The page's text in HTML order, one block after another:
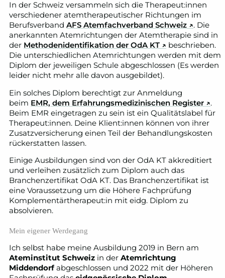
In der Schweiz versammeln sich die Therapeut:innen
verschiedener atemtherapeutischer Richtungen im
Berufsverband AFS Atemfachverband Schweiz ↗. Die
anerkannten Atemrichtungen der Atemtherapie sind in
der Methodenidentifikation der OdA KT ↗ beschrieben.
Die unterschiedlichen Atemrichtungen werden mit dem
Diplom der jeweiligen Schule abgeschlossen (Es werden
leider nicht mehr alle davon ausgebildet).
Ein solches Diplom berechtigt zur Anmeldung
beim EMR, dem Erfahrungsmedizinischen Register ↗.
Beim EMR eingetragen zu sein ist ein Qualitätslabel für
Therapeut:innen. Deine Klient:innen können von ihrer
Zusatzversicherung einen Teil der Behandlungskosten
rückerstatten lassen.
Einige Ausbildungen sind von der OdA KT akkreditiert
und verleihen zusätzlich zum Diplom auch das
Branchenzertifikat OdA KT. Das Branchenzertifikat ist
eine Voraussetzung um die Höhere Fachprüfung
Komplementärtherapeut:in mit eidg. Diplom zu
absolvieren.
Mein eigener Werdegang
Ich selbst habe meine Ausbildung 2019 in Bern am
Ateminstitut Schweiz in der Atemrichtung
Middendorfabgeschlossen und 2022 mit der Höheren